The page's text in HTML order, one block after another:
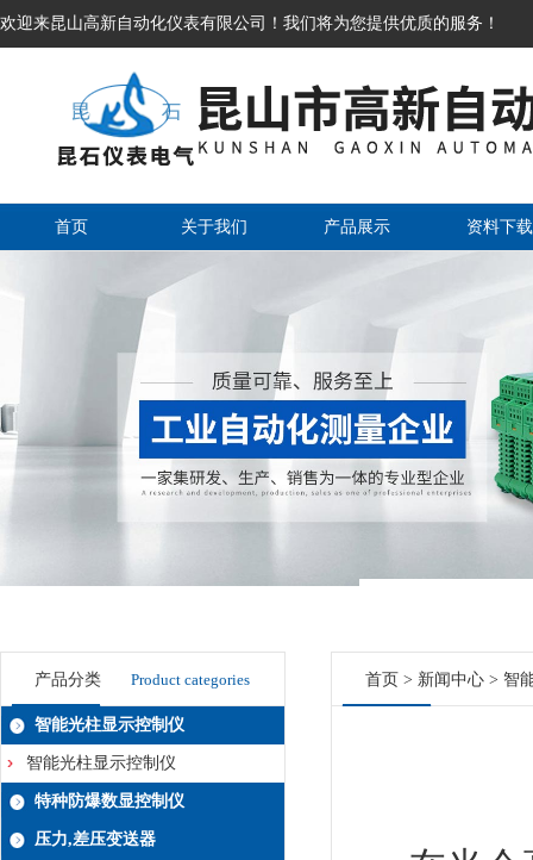
欢迎来昆山高新自动化仪表有限公司！我们将为您提供优质的服务！
首页 关于我们 产品展示 资料下载
产品分类 Product categories
智能光柱显示控制仪
智能光柱显示控制仪
特种防爆数显控制仪
压力,差压变送器
首页 > 新闻中心 > 智